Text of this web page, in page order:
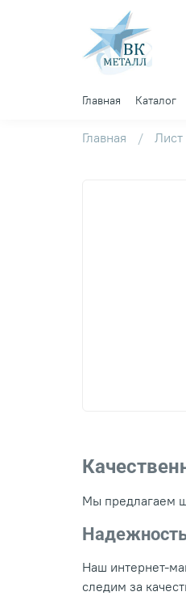
Главная Каталог
Главная Лист
Мы предлагаем
Наш интернет-
следим за